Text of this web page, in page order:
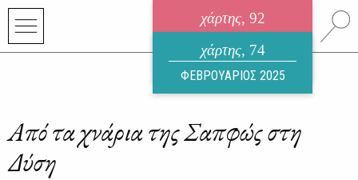
χάρτης, 92
ηλεκτρονικό περιοδικό
ΑΥΓΟΥΣΤΟΣ 2026
χάρτης, 74
ΦΕΒΡΟΥΑΡΙΟΣ 2025
Από τα χνάρια της Σαπφώς στη
Δύση